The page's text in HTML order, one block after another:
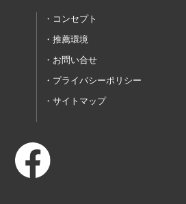
コンセプト
推薦環境
お問い合せ
プライバシーポリシー
サイトマップ